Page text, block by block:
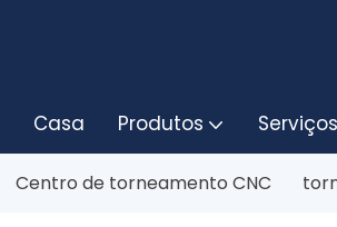
Casa Produtos Serviços
Centro de torneamento CNC